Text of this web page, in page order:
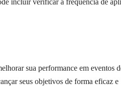
sua performance em eventos
seus objetivos de forma eficaz e